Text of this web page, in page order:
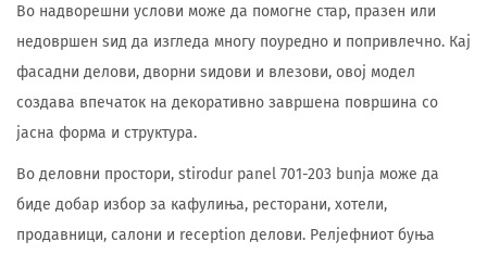
Во надворешни услови може да помогне стар, празен или
недовршен ѕид да изгледа многу поуредно и попривлечно. Кај
фасадни делови, дворни ѕидови и влезови, овој модел
создава впечаток на декоративно завршена површина со
јасна форма и структура.
Во деловни простори, stirodur panel 701-203 bunja може да
биде добар избор за кафулиња, ресторани, хотели,
продавници, салони и reception делови. Релјефниот буња